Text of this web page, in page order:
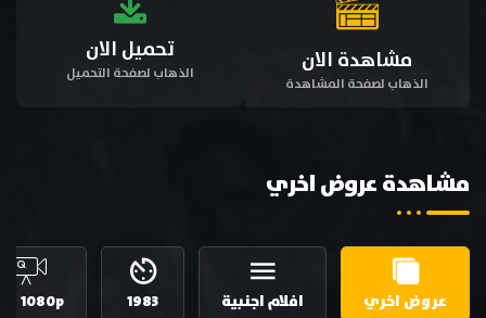
مشاهدة الان
الذهاب لصفحة المشاهدة
تحميل الان
الذهاب لصفحة التحميل
مشاهدة عروض اخري
عروض اخري افلام اجنبية 1983
1080p